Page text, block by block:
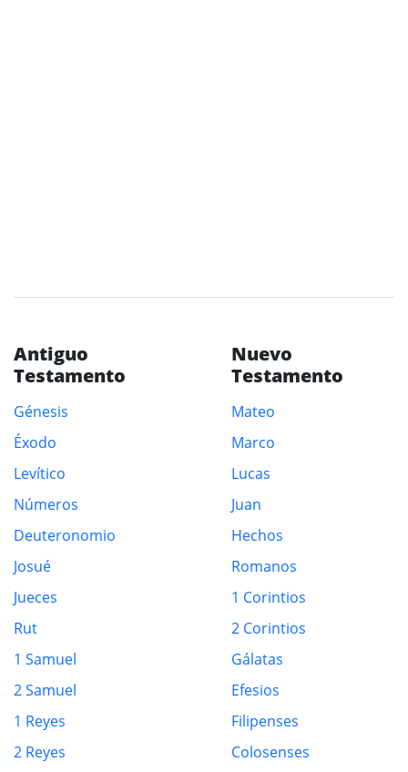
Antiguo
Testamento
Génesis
Éxodo
Levítico
Números
Deuteronomio
Josué
Jueces
Rut
1 Samuel
2 Samuel
1 Reyes
2 Reyes
Nuevo
Testamento
Mateo
Marco
Lucas
Juan
Hechos
Romanos
1 Corintios
2 Corintios
Gálatas
Efesios
Filipenses
Colosenses